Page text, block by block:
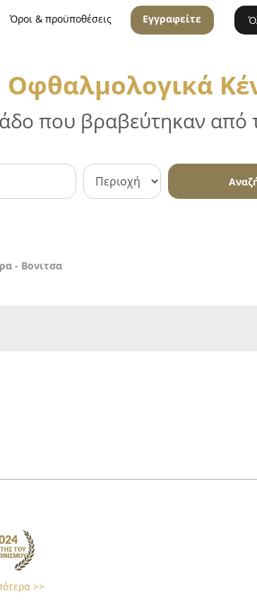
Όροι & προϋποθέσεις Εγγραφείτε
που βραβεύτηκαν από
- Βονιτσα
>>